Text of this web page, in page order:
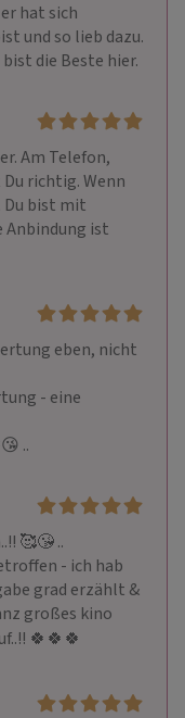
hat sich
und so lieb dazu.
die Beste hier.
Am Telefon,
richtig. Wenn
Du bist mit
Anbindung ist
eben, nicht
- eine
..
🥰😘 ..
- ich hab
grad erzählt &
großes kino
🍀🍀🍀